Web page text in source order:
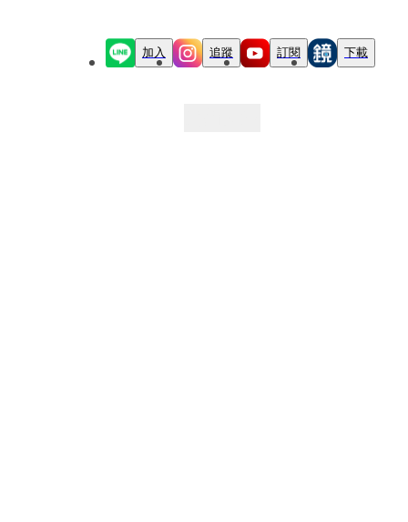
加入 追蹤 訂閱 下載